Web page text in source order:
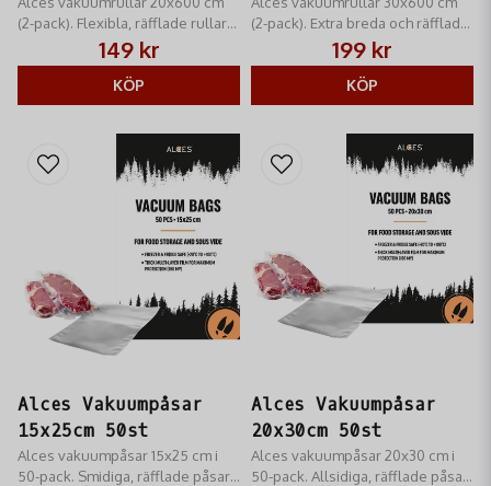
(2-pack). Flexibla, räfflade rullar
för kundanpassade påsar.
Skyddar mot frysbränna och
passar de flesta
vakuummaskiner.
149 kr
KÖP
(2-pack). Extra breda och räfflade
rullar för stora styckdetaljer.
Skyddar mot frysbränna och
passar sous-vide.
199 kr
KÖP
Alces Vakuumpåsar
15x25cm 50st
Alces vakuumpåsar 15x25 cm i
50-pack. Smidiga, räfflade påsar
Alces Vakuumpåsar
20x30cm 50st
Alces vakuumpåsar 20x30 cm i
50-pack. Allsidiga, räfflade påsar